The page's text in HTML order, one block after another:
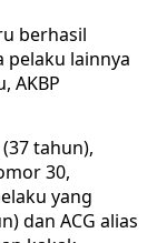
berhasil
pelaku lainnya
AKBP
tahun),
30,
yang
dan ACG alias